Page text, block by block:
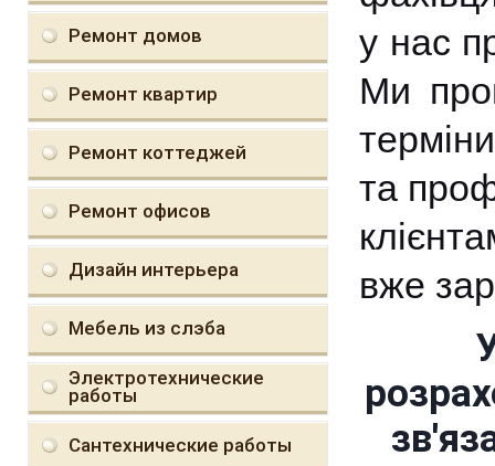
Ремонт домов
Ремонт квартир
Ремонт коттеджей
Ремонт офисов
Дизайн интерьера
Мебель из слэба
Электротехнические
работы
Сантехнические работы
у нас
Ми
та
вже